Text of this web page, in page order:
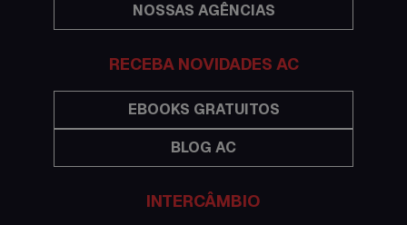
Histórias de intercâmbio
Hospedagem
Imigração Austrália
Informações gerais
NOSSAS AGÊNCIAS
RECEBA NOVIDADES AC
EBOOKS GRATUITOS
BLOG AC
INTERCÂMBIO